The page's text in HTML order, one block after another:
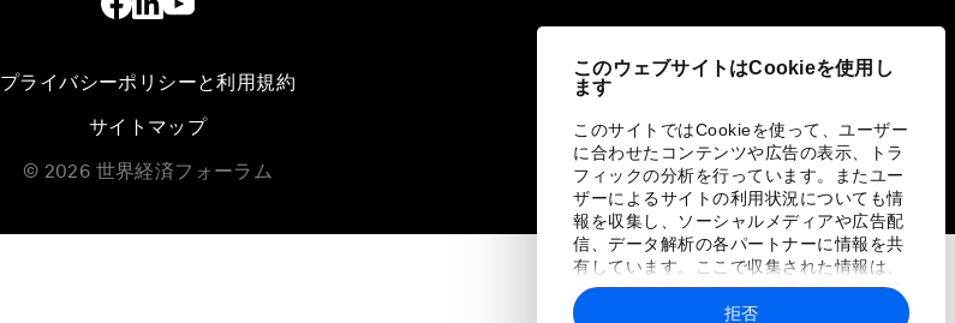
このウェブサイトはCookieを使用し
ます
このサイトではCookieを使って、ユーザー
に合わせたコンテンツや広告の表示、トラ
フィックの分析を行っています。またユー
ザーによるサイトの利用状況についても情
報を収集し、ソーシャルメディアや広告配
信、データ解析の各パートナーに情報を共
有しています。ここで収集された情報は、
ユーザーが各パートナーに提供した他の情
報や各パートナーのサービスを使用した際
拒否
プライバシーポリシーと利用規約
サイトマップ
© 2026 世界経済フォーラム